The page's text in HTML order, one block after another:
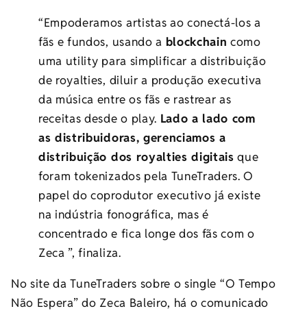
“Empoderamos artistas ao conectá-los a
fãs e fundos, usando a blockchain como
uma utility para simplificar a distribuição
de royalties, diluir a produção executiva
da música entre os fãs e rastrear as
receitas desde o play. Lado a lado com
as distribuidoras, gerenciamos a
distribuição dos royalties digitais que
foram tokenizados pela TuneTraders. O
papel do coprodutor executivo já existe
na indústria fonográfica, mas é
concentrado e fica longe dos fãs com o
Zeca ”, finaliza.
No site da TuneTraders sobre o single “O Tempo
Não Espera” do Zeca Baleiro, há o comunicado